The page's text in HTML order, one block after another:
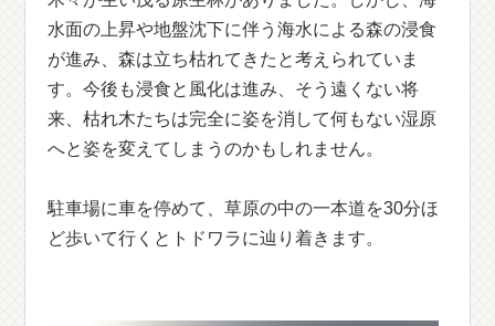
水面の上昇や地盤沈下に伴う海水による森の浸食
が進み、森は立ち枯れてきたと考えられていま
す。今後も浸食と風化は進み、そう遠くない将
来、枯れ木たちは完全に姿を消して何もない湿原
へと姿を変えてしまうのかもしれません。
駐車場に車を停めて、草原の中の一本道を30分ほ
ど歩いて行くとトドワラに辿り着きます。